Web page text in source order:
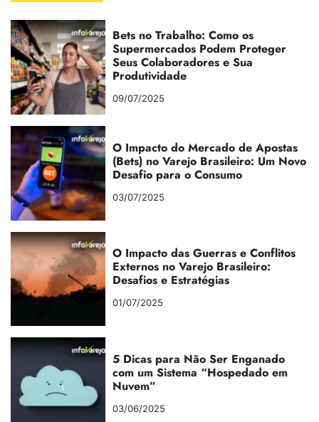
Bets no Trabalho: Como os
Supermercados Podem Proteger
Seus Colaboradores e Sua
Produtividade
09/07/2025
O Impacto do Mercado de Apostas
(Bets) no Varejo Brasileiro: Um Novo
Desafio para o Consumo
03/07/2025
O Impacto das Guerras e Conflitos
Externos no Varejo Brasileiro:
Desafios e Estratégias
01/07/2025
5 Dicas para Não Ser Enganado
com um Sistema “Hospedado em
Nuvem”
03/06/2025